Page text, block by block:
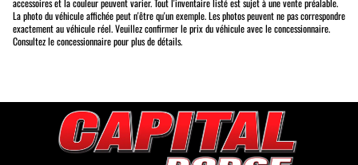
La photo du véhicule affichée peut n'être qu'un exemple. Les photos peuvent ne pas correspondre
exactement au véhicule réel. Veuillez confirmer le prix du véhicule avec le concessionnaire.
Consultez le concessionnaire pour plus de détails.